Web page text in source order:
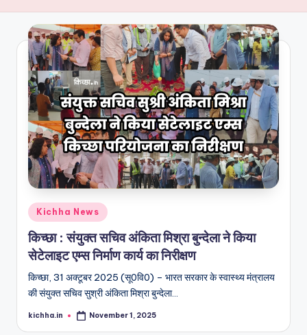
Kichha News
किच्छा : संयुक्त सचिव अंकिता मिश्रा बुन्देला ने किया
सेटेलाइट एम्स निर्माण कार्य का निरीक्षण
किच्छा, 31 अक्टूबर 2025 (सू0वि0) – भारत सरकार के स्वास्थ्य मंत्रालय
की संयुक्त सचिव सुश्री अंकिता मिश्रा बुन्देला…
kichha.in November 1, 2025